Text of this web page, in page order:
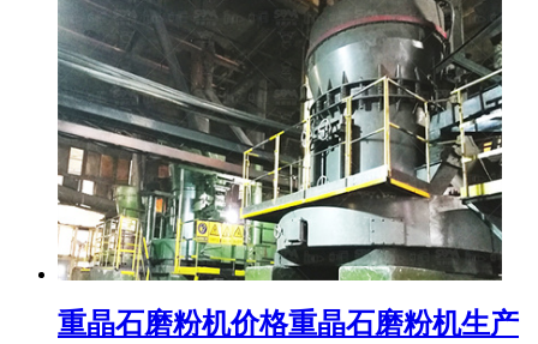
重晶石磨粉机价格重晶石磨粉机生产